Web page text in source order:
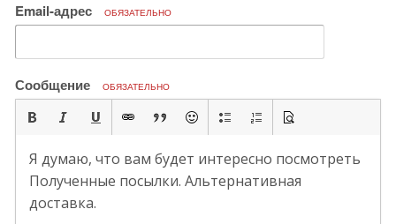
Email-адрес ОБЯЗАТЕЛЬНО
Сообщение ОБЯЗАТЕЛЬНО
Я думаю, что вам будет интересно посмотреть
Полученные посылки. Альтернативная
доставка.